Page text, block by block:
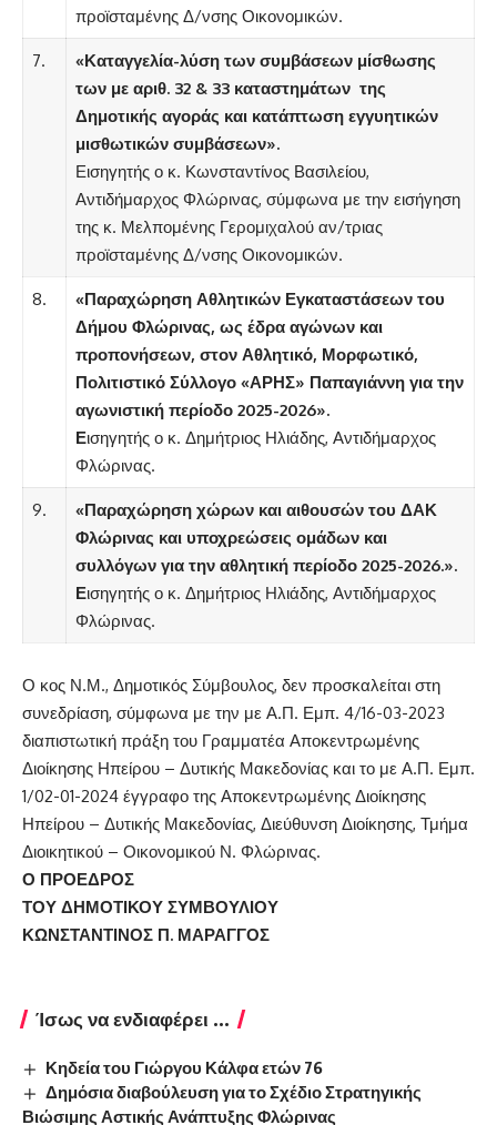
προϊσταμένης Δ/νσης Οικονομικών.
7.
«Καταγγελία-λύση των συμβάσεων μίσθωσης
των με αριθ. 32 & 33 καταστημάτων της
Δημοτικής αγοράς και κατάπτωση εγγυητικών
μισθωτικών συμβάσεων».
Εισηγητής ο κ. Κωνσταντίνος Βασιλείου,
Αντιδήμαρχος Φλώρινας, σύμφωνα με την εισήγηση
της κ. Μελπομένης Γερομιχαλού αν/τριας
προϊσταμένης Δ/νσης Οικονομικών.
8.
«Παραχώρηση Αθλητικών Εγκαταστάσεων του
Δήμου Φλώρινας, ως έδρα αγώνων και
προπονήσεων, στον Αθλητικό, Μορφωτικό,
Πολιτιστικό Σύλλογο «ΑΡΗΣ» Παπαγιάννη για την
αγωνιστική περίοδο 2025-2026».
Εισηγητής ο κ. Δημήτριος Ηλιάδης, Αντιδήμαρχος
Φλώρινας.
9.
«Παραχώρηση χώρων και αιθουσών του ΔΑΚ
Φλώρινας και υποχρεώσεις ομάδων και
συλλόγων για την αθλητική περίοδο 2025-2026.».
Εισηγητής ο κ. Δημήτριος Ηλιάδης, Αντιδήμαρχος
Φλώρινας.
Ο κος Ν.Μ., Δημοτικός Σύμβουλος, δεν προσκαλείται στη
συνεδρίαση, σύμφωνα με την με Α.Π. Εμπ. 4/16-03-2023
διαπιστωτική πράξη του Γραμματέα Αποκεντρωμένης
Διοίκησης Ηπείρου – Δυτικής Μακεδονίας και το με Α.Π. Εμπ.
1/02-01-2024 έγγραφο της Αποκεντρωμένης Διοίκησης
Ηπείρου – Δυτικής Μακεδονίας, Διεύθυνση Διοίκησης, Τμήμα
Διοικητικού – Οικονομικού Ν. Φλώρινας.
Ο ΠΡΟΕΔΡΟΣ
ΤΟΥ ΔΗΜΟΤΙΚΟΥ ΣΥΜΒΟΥΛΙΟΥ
ΚΩΝΣΤΑΝΤΙΝΟΣ Π. ΜΑΡΑΓΓΟΣ
Ίσως να ενδιαφέρει ...
Κηδεία του Γιώργου Κάλφα ετών 76
Δημόσια διαβούλευση για το Σχέδιο Στρατηγικής
Βιώσιμης Αστικής Ανάπτυξης Φλώρινας